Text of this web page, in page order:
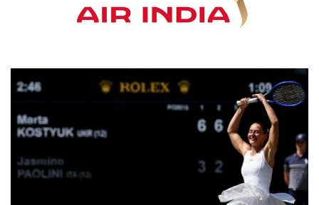
BBD 2.328337
BDT 143.102254
BMD 1.156136
BND 1.481323
BOB 13.739522
BRL 5.876989
BSD 1.155995
BWP 15.603479
BYR 22660.258427